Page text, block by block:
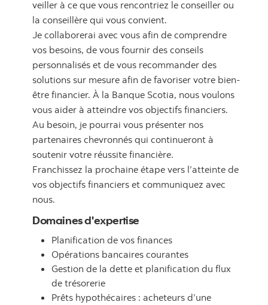
veiller à ce que vous rencontriez le conseiller ou
la conseillère qui vous convient.
Je collaborerai avec vous afin de comprendre
vos besoins, de vous fournir des conseils
personnalisés et de vous recommander des
solutions sur mesure afin de favoriser votre bien-
être financier. À la Banque Scotia, nous voulons
vous aider à atteindre vos objectifs financiers.
Au besoin, je pourrai vous présenter nos
partenaires chevronnés qui continueront à
soutenir votre réussite financière.
Franchissez la prochaine étape vers l’atteinte de
vos objectifs financiers et communiquez avec
nous.
Domaines d'expertise
Planification de vos finances
Opérations bancaires courantes
Gestion de la dette et planification du flux
de trésorerie
Prêts hypothécaires : acheteurs d’une